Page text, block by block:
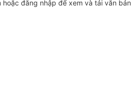
hoặc đăng nhập để xem và tải văn bản